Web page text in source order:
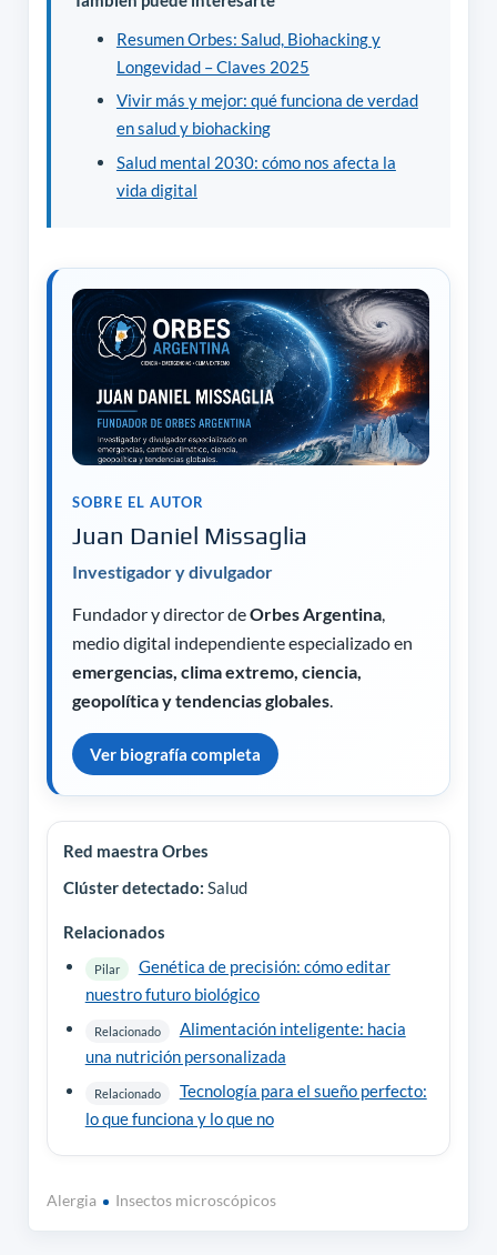
Resumen Orbes: Salud, Biohacking y
Longevidad – Claves 2025
Vivir más y mejor: qué funciona de verdad
en salud y biohacking
Salud mental 2030: cómo nos afecta la
vida digital
SOBRE EL AUTOR
Juan Daniel Missaglia
Investigador y divulgador
Fundador y director deOrbes Argentina,
medio digital independiente especializado en
emergencias, clima extremo, ciencia,
geopolítica y tendencias globales.
Ver biografía completa
Red maestra Orbes
Clúster detectado: Salud
Relacionados
Pilar
Genética de precisión: cómo editar
nuestro futuro biológico
Relacionado
Alimentación inteligente: hacia
una nutrición personalizada
Relacionado
Tecnología para el sueño perfecto:
lo que funciona y lo que no
Alergia Insectos microscópicos